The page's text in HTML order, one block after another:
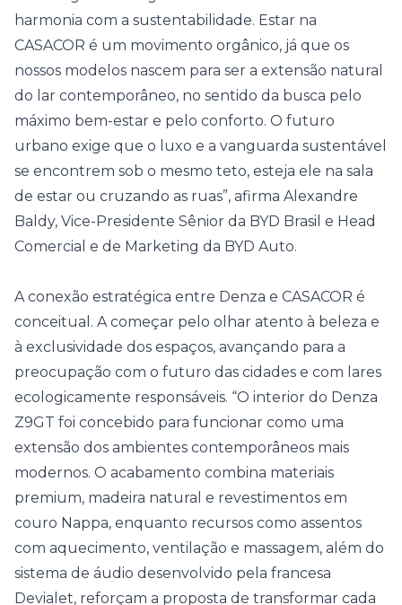
harmonia com a sustentabilidade. Estar na
CASACOR é um movimento orgânico, já que os
nossos modelos nascem para ser a extensão natural
do lar contemporâneo, no sentido da busca pelo
máximo bem-estar e pelo conforto. O futuro
urbano exige que o luxo e a vanguarda sustentável
se encontrem sob o mesmo teto, esteja ele na sala
de estar ou cruzando as ruas”, afirma Alexandre
Baldy, Vice-Presidente Sênior da BYD Brasil e Head
Comercial e de Marketing da BYD Auto.
A conexão estratégica entre Denza e CASACOR é
conceitual. A começar pelo olhar atento à beleza e
à exclusividade dos espaços, avançando para a
preocupação com o futuro das cidades e com lares
ecologicamente responsáveis. “O interior do Denza
Z9GT foi concebido para funcionar como uma
extensão dos ambientes contemporâneos mais
modernos. O acabamento combina materiais
premium, madeira natural e revestimentos em
couro Nappa, enquanto recursos como assentos
com aquecimento, ventilação e massagem, além do
sistema de áudio desenvolvido pela francesa
Devialet, reforçam a proposta de transformar cada